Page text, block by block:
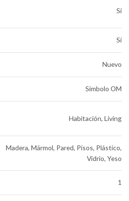
Sí
Sí
Nuevo
Símbolo OM
Habitación, Living
Madera, Mármol, Pared, Pisos, Plástico,
Vidrio, Yeso
1